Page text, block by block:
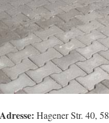
Adresse: Hagener Str. 40,